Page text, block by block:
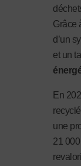
Grâce
d’un
et un
En
une
21